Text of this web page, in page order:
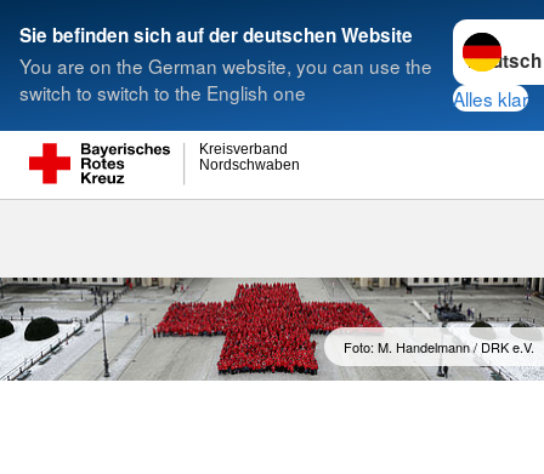
Sie befinden sich auf der deutschen Website
You are on the German website, you can use the
switch to switch to the English one
Sprache
Alles klar
Nordschwaben
Kreisverband
Suche
Foto: M. Handelmann / DRK e.V.